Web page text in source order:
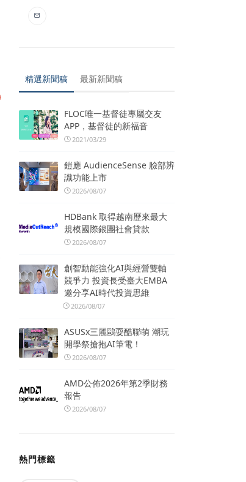
精選新聞稿 最新新聞稿
FLOC唯一基督徒專屬交友
APP，基督徒的新福音
2021/03/29
鎧應 AudienceSense 臉部辨
識功能上市
2026/08/07
HDBank 取得越南歷來最大
規模國際銀團社會貸款
2026/08/07
創智動能強化AI與經營雙軸
競爭力 投資長受臺大EMBA
邀分享AI時代投資思維
2026/08/07
ASUSx三麗鷗耍酷聯萌 潮玩
開學祭搶抱AI筆電！
2026/08/07
AMD公佈2026年第2季財務
報告
2026/08/07
熱門標籤